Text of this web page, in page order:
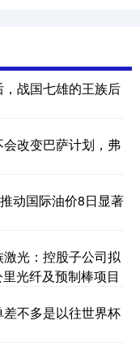
战国七雄的王族后
改变巴萨计划，弗
动国际油价8日显著
光：控股子公司拟
光纤及预制棒项目
不多是以往世界杯